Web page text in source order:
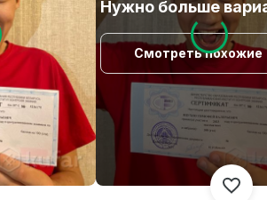
Нужно больше
Смотреть похожие